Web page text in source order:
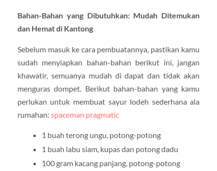
Bahan-Bahan yang Dibutuhkan: Mudah Ditemukan
dan Hemat di Kantong
Sebelum masuk ke cara pembuatannya, pastikan kamu
sudah menyiapkan bahan-bahan berikut ini, jangan
khawatir, semuanya mudah di dapat dan tidak akan
menguras dompet. Berikut bahan-bahan yang kamu
perlukan untuk membuat sayur lodeh sederhana ala
rumahan: spaceman pragmatic
1 buah terong ungu, potong-potong
1 buah labu siam, kupas dan potong dadu
100 gram kacang panjang, potong-potong